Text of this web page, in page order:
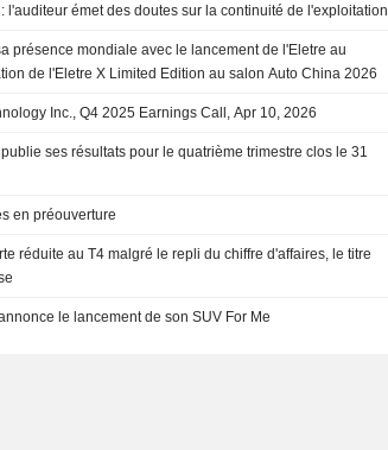
l'auditeur émet des doutes sur la continuité de l'exploitation
présence mondiale avec le lancement de l'Eletre au
de l'Eletre X Limited Edition au salon Auto China 2026
Inc., Q4 2025 Earnings Call, Apr 10, 2026
ses résultats pour le quatrième trimestre clos le 31
en préouverture
réduite au T4 malgré le repli du chiffre d'affaires, le titre
le lancement de son SUV For Me